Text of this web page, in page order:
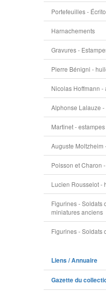
Portefeuilles -
Harnachements
Gravures -
Pierre Bénigni -
Nicolas Hoffmann
Alphonse Lalauze
Martinet - estampes
Auguste Moltzheim
Poisson et Charon
Lucien Rousselot -
Figurines - Soldats
miniatures anciens
Figurines - Soldats
Liens / Annuaire
Gazette du